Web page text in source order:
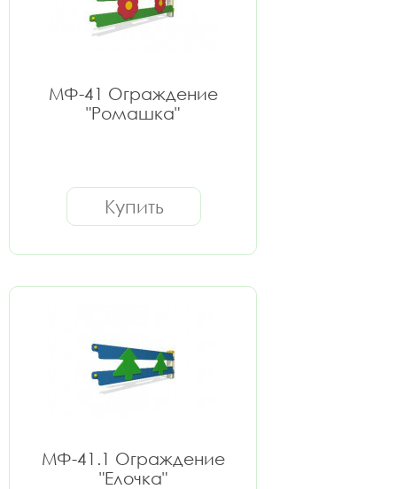
МФ-41 Ограждение
"Ромашка"
Купить
МФ-41.1 Ограждение
"Елочка"